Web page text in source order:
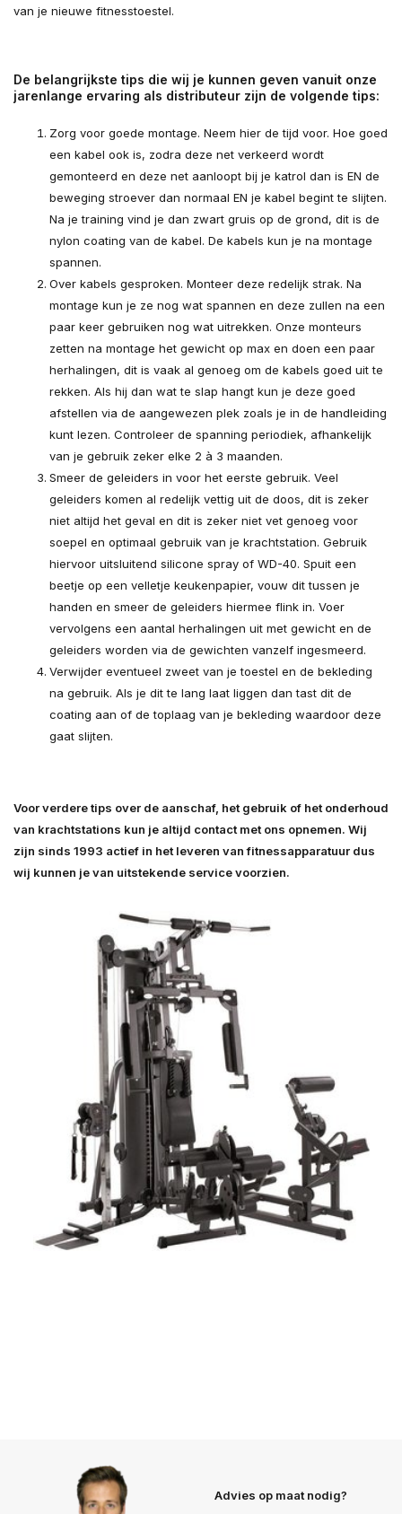
van je nieuwe fitnesstoestel.
De belangrijkste tips die wij je kunnen geven vanuit onze
jarenlange ervaring als distributeur zijn de volgende tips:
Zorg voor goede montage. Neem hier de tijd voor. Hoe goed
een kabel ook is, zodra deze net verkeerd wordt
gemonteerd en deze net aanloopt bij je katrol dan is EN de
beweging stroever dan normaal EN je kabel begint te slijten.
Na je training vind je dan zwart gruis op de grond, dit is de
nylon coating van de kabel. De kabels kun je na montage
spannen.
Over kabels gesproken. Monteer deze redelijk strak. Na
montage kun je ze nog wat spannen en deze zullen na een
paar keer gebruiken nog wat uitrekken. Onze monteurs
zetten na montage het gewicht op max en doen een paar
herhalingen, dit is vaak al genoeg om de kabels goed uit te
rekken. Als hij dan wat te slap hangt kun je deze goed
afstellen via de aangewezen plek zoals je in de handleiding
kunt lezen. Controleer de spanning periodiek, afhankelijk
van je gebruik zeker elke 2 à 3 maanden.
Smeer de geleiders in voor het eerste gebruik. Veel
geleiders komen al redelijk vettig uit de doos, dit is zeker
niet altijd het geval en dit is zeker niet vet genoeg voor
soepel en optimaal gebruik van je krachtstation. Gebruik
hiervoor uitsluitend silicone spray of WD-40. Spuit een
beetje op een velletje keukenpapier, vouw dit tussen je
handen en smeer de geleiders hiermee flink in. Voer
vervolgens een aantal herhalingen uit met gewicht en de
geleiders worden via de gewichten vanzelf ingesmeerd.
Verwijder eventueel zweet van je toestel en de bekleding
na gebruik. Als je dit te lang laat liggen dan tast dit de
coating aan of de toplaag van je bekleding waardoor deze
gaat slijten.
Voor verdere tips over de aanschaf, het gebruik of het onderhoud
van krachtstations kun je altijd contact met ons opnemen. Wij
zijn sinds 1993 actief in het leveren van fitnessapparatuur dus
wij kunnen je van uitstekende service voorzien.
Advies op maat nodig?